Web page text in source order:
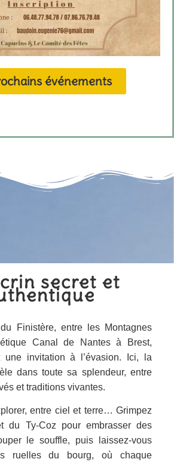
événements
secret et
Finistère, entre les Montagnes
Canal de Nantes à Brest,
une invitation à l’évasion. Ici, la
dans toute sa splendeur, entre
et traditions vivantes.
entre ciel et terre… Grimpez
du Ty-Coz pour embrasser des
le souffle, puis laissez-vous
ruelles du bourg, où chaque